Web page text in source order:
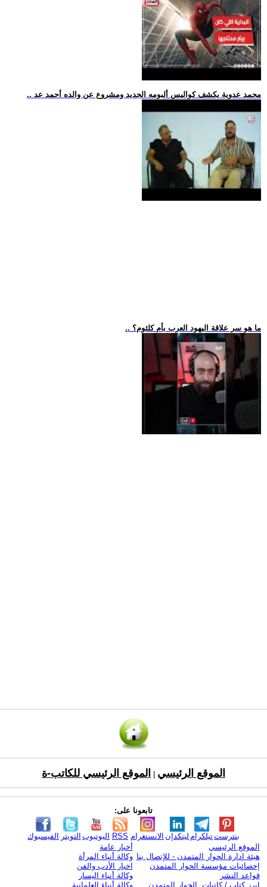
.. محمد عدوية يكشف كواليس ألبومه الجديد ومشروع عن والده أحمد عد
.. ما هو سر علاقة اليهود العرب بأم كلثوم؟
الموقع الرئيسي الموقع الرئيسي للكاتب-ة
تابعونا على:
الفيسبوك التويتر اليوتيوب RSS الانستغرام لينكدإن تيلكرامبنترست
الموقع الرئيسي
هيئة ادارة الحوار المتمدن - للإتصال بنا
إحصائيات مؤسسة الحوار المتمدن
قواعد النشر
ابرز كتاب / كاتبات الحوار المتمدن
أخبار عامة
وكالة أنباء المرأة
اخبار الأدب والفن
وكالة أنباء اليسار
وكالة أنباء العلمانية